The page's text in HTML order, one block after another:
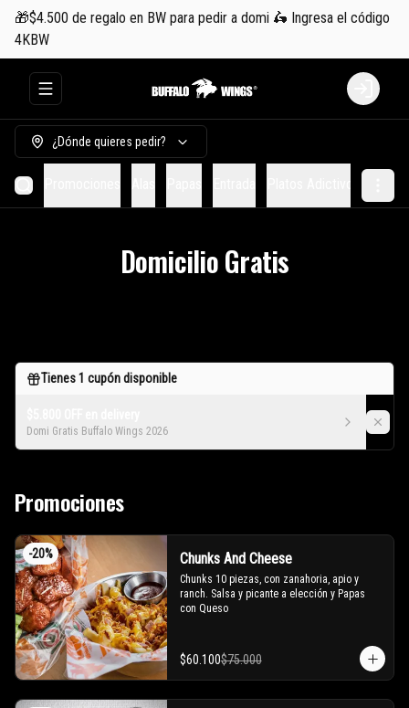
🎁$4.500 de regalo en BW para pedir a domi 🛵 Ingresa el código
4KBW
Abrir menu de navegación Login
¿Dónde quieres pedir?
Domicilio Gratis
Tienes1 cupón disponible
Domi Gratis Buffalo Wings 2026
Promociones
-20% Chunks And Cheese
Chunks 10 piezas, con zanahoria, apio y
ranch. Salsa y picante a elección y Papas
con Queso
$60.100$75.000